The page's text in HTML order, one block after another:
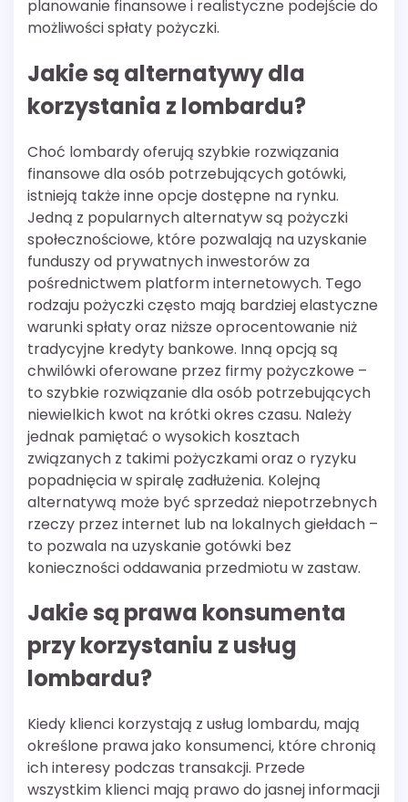
planowanie finansowe i realistyczne podejście do
możliwości spłaty pożyczki.
Jakie są alternatywy dla
korzystania z lombardu?
Choć lombardy oferują szybkie rozwiązania
finansowe dla osób potrzebujących gotówki,
istnieją także inne opcje dostępne na rynku.
Jedną z popularnych alternatyw są pożyczki
społecznościowe, które pozwalają na uzyskanie
funduszy od prywatnych inwestorów za
pośrednictwem platform internetowych. Tego
rodzaju pożyczki często mają bardziej elastyczne
warunki spłaty oraz niższe oprocentowanie niż
tradycyjne kredyty bankowe. Inną opcją są
chwilówki oferowane przez firmy pożyczkowe –
to szybkie rozwiązanie dla osób potrzebujących
niewielkich kwot na krótki okres czasu. Należy
jednak pamiętać o wysokich kosztach
związanych z takimi pożyczkami oraz o ryzyku
popadnięcia w spiralę zadłużenia. Kolejną
alternatywą może być sprzedaż niepotrzebnych
rzeczy przez internet lub na lokalnych giełdach –
to pozwala na uzyskanie gotówki bez
konieczności oddawania przedmiotu w zastaw.
Jakie są prawa konsumenta
przy korzystaniu z usług
lombardu?
Kiedy klienci korzystają z usług lombardu, mają
określone prawa jako konsumenci, które chronią
ich interesy podczas transakcji. Przede
wszystkim klienci mają prawo do jasnej informacji